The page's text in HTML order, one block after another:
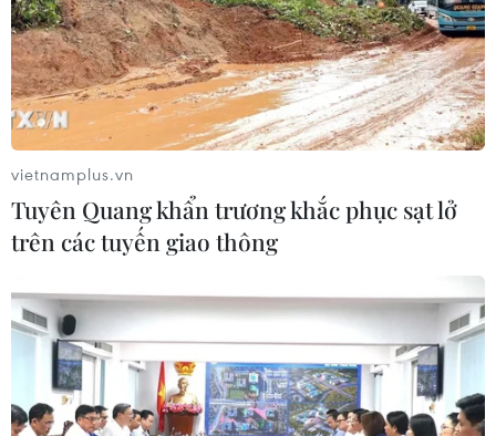
Lao động Việt Nam dũng cảm
cứu người trong động đất
Kumamoto
29/07/2026 07:41
Động đất tại Nhật Bản: Các cơ quan
đại diện Việt Nam khẩn trương bảo
29/07/2026 07:21
Động đất tại Nhật Bản: Một lao động
Việt Nam thiệt mạng tại Kumamoto
vietnamplus.vn
Tuyên Quang khẩn trương khắc phục sạt lở
trên các tuyến giao thông